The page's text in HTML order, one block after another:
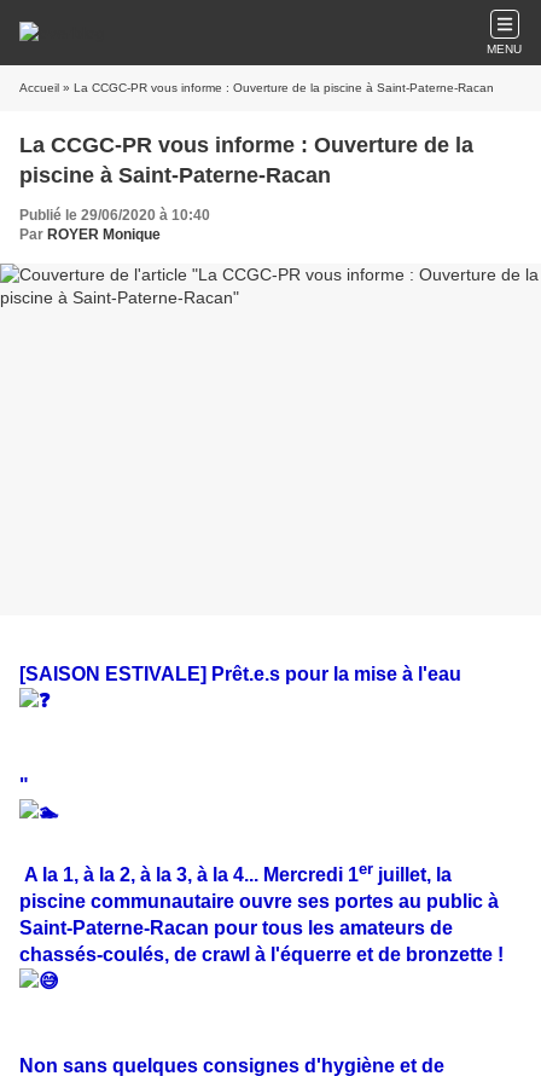
MENU
Accueil » La CCGC-PR vous informe : Ouverture de la piscine à Saint-Paterne-Racan
La CCGC-PR vous informe : Ouverture de la
piscine à Saint-Paterne-Racan
Publié le 29/06/2020 à 10:40
Par ROYER Monique
[SAISON ESTIVALE] Prêt.e.s pour la mise à l'eau
"
A la 1, à la 2, à la 3, à la 4... Mercredi 1er juillet, la
piscine communautaire ouvre ses portes au public à
Saint-Paterne-Racan pour tous les amateurs de
chassés-coulés, de crawl à l'équerre et de bronzette !
Non sans quelques consignes d'hygiène et de